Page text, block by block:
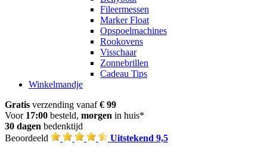
Fileermessen
Marker Float
Opspoelmachines
Rookovens
Visschaar
Zonnebrillen
Cadeau Tips
Winkelmandje
Gratis verzending vanaf€ 99
Voor 17:00 besteld, morgen in huis*
30 dagen bedenktijd
Beoordeeld
Uitstekend 9,5